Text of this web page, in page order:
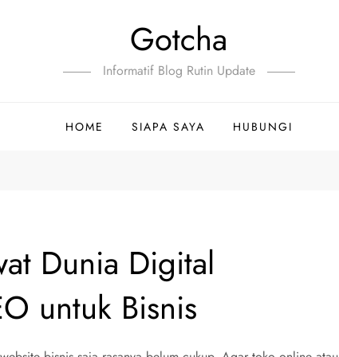
Gotcha
Informatif Blog Rutin Update
HOME SIAPA SAYA HUBUNGI
Dunia Digital
untuk Bisnis